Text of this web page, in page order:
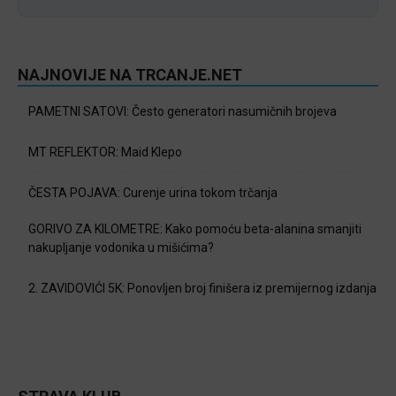
NAJNOVIJE NA TRCANJE.NET
PAMETNI SATOVI: Često generatori nasumičnih brojeva
MT REFLEKTOR: Maid Klepo
ČESTA POJAVA: Curenje urina tokom trčanja
GORIVO ZA KILOMETRE: Kako pomoću beta-alanina smanjiti
nakupljanje vodonika u mišićima?
2. ZAVIDOVIĆI 5K: Ponovljen broj finišera iz premijernog izdanja